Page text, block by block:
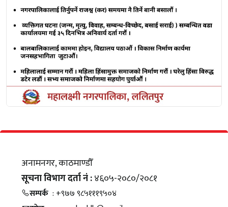
अनामनगर, काठमाण्डौँ
सूचना विभाग दर्ता नं :४६०५-२०८०/२०८१
सम्पर्क : +९७७ ९८५१११९५०४